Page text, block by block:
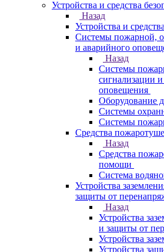
Устройства и средства
Назад
Устройства и
Системы пожарной,
и аварийного
Назад
Системы
сигнализации
оповещения
Оборудование
Системы
Системы
Средства
Назад
Средства
помощи
Система
Устройства
защиты от
Назад
Устройства
и защиты от
Устройства
Устройства